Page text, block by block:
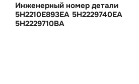
Инженерный номер детали
5H2210E893EA 5H2229740EA
5H2229710BA